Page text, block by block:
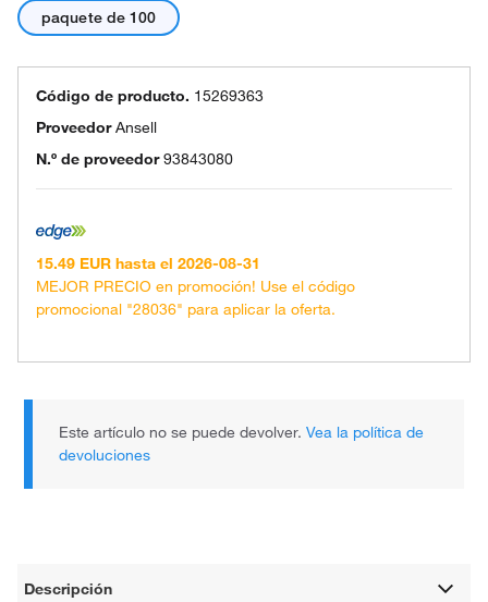
paquete de 100
Código de producto. 15269363
ProveedorAnsell
N.º de proveedor 93843080
15.49 EUR hasta el 2026-08-31
MEJOR PRECIO en promoción! Use el código
promocional "28036" para aplicar la oferta.
Este artículo no se puede devolver.Vea la política de
devoluciones
Descripción